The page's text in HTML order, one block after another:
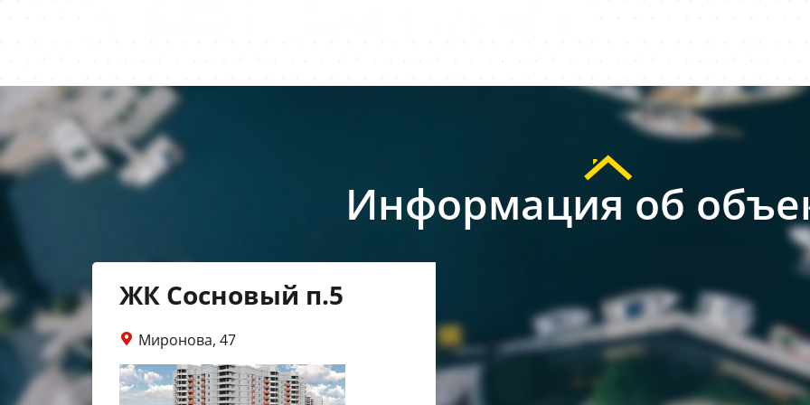
Информация об
ЖК Сосновый п.5
Миронова, 47